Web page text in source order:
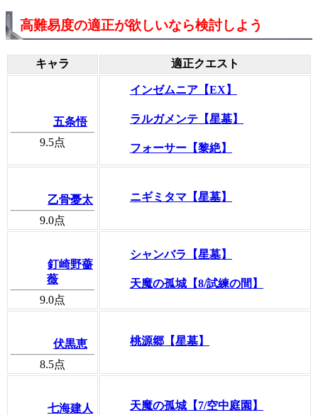
高難易度の適正が欲しいなら検討しよう
キャラ 適正クエスト
五条悟
9.5点
インゼムニア【EX】
ラルガメンテ【星墓】
フォーサー【黎絶】
乙骨憂太
9.0点
ニギミタマ【星墓】
釘崎野薔
薇
9.0点
シャンバラ【星墓】
天魔の孤城【8/試練の間】
伏黒恵
8.5点
桃源郷【星墓】
七海建人
天魔の孤城【7/空中庭園】